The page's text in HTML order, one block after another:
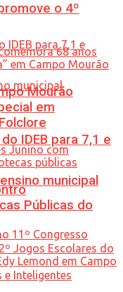
IDEB para 7,1 e
municipal
o 4º
Mourão
em
Públicas do